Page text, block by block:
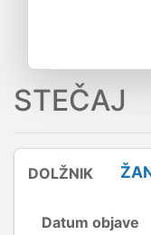
STEČAJ
DOLŽNIK
Datum objave